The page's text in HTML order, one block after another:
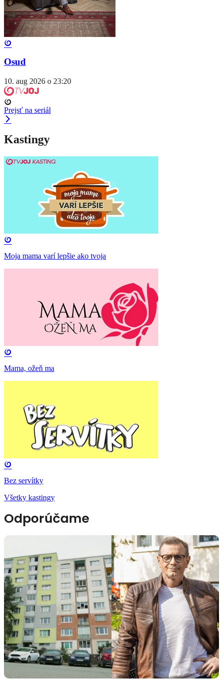
Osud
10. aug 2026 o 23:20
Prejsť na seriál
Kastingy
Moja mama varí lepšie ako tvoja
Mama, ožeň ma
Bez servítky
Všetky kastingy
Odporúčame